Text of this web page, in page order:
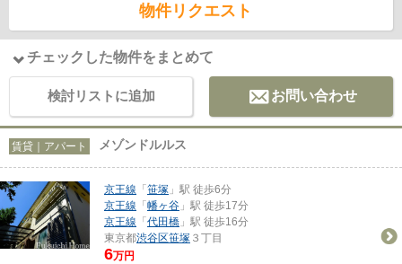
物件リクエスト
チェックした物件をまとめて
検討リストに追加 お問い合わせ
賃貸｜アパート メゾンドルルス
京王線 「笹塚 」駅 徒歩6分
京王線 「幡ヶ谷 」駅 徒歩17分
京王線 「代田橋 」駅 徒歩16分
東京都渋谷区笹塚 ３丁目
6万円